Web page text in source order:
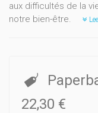
aux difficultés de la
notre bien-être.
22,30 €